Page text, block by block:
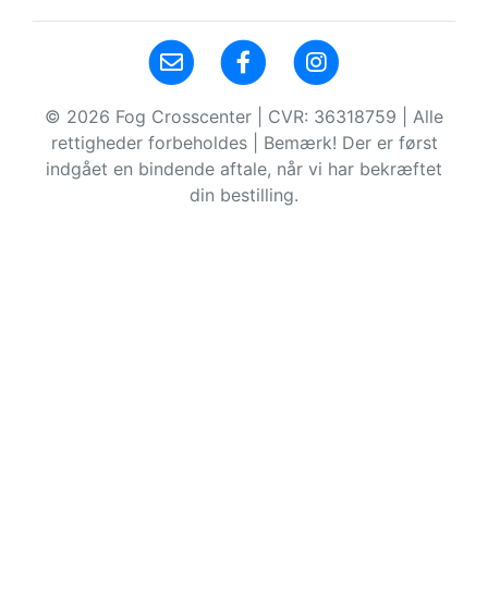
© 2026 Fog Crosscenter | CVR: 36318759 | Alle
rettigheder forbeholdes | Bemærk! Der er først
indgået en bindende aftale, når vi har bekræftet
din bestilling.